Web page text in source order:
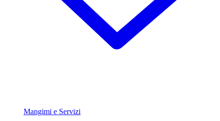
Mangimi e Servizi